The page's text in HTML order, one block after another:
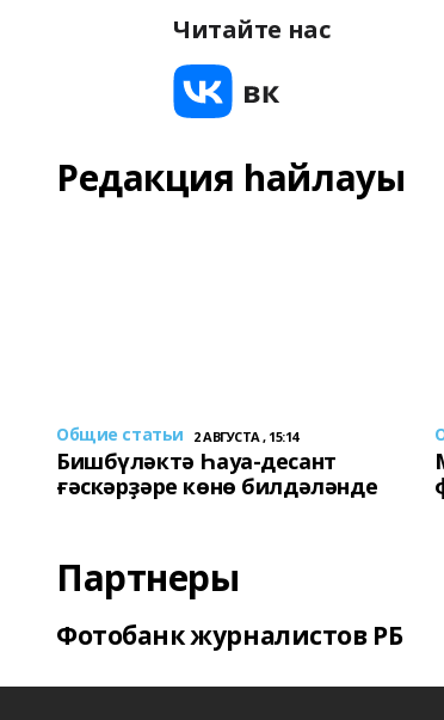
Читайте нас
Редакция һайлауы
Общие статьи 2 АВГУСТА , 15:14
Бишбүләктә Һауа-десант
ғәскәрҙәре көнө билдәләнде
Партнеры
Фотобанк журналистов РБ